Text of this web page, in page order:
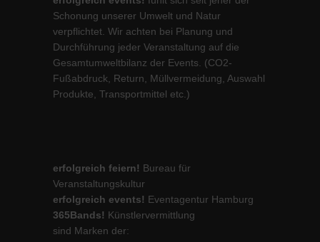
Schonung unserer Umwelt und Natur
verpflichtet. Wir achten bei Planung und
Durchführung jeder Veranstaltung auf die
Gesamtumweltbilanz der Events. (CO2-
Fußabdruck, Return, Müllvermeidung, Auswahl
Produkte, Transportmittel etc.)
erfolgreich feiern! Bureau für
Veranstaltungskultur
erfolgreich events! Eventagentur Hamburg
365Bands! Künstlervermittlung
sind Marken der: